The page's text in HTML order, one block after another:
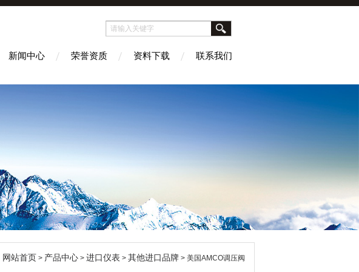
新闻中心 荣誉资质 资料下载 联系我们
网站首页 > 产品中心 > 进口仪表 > 其他进口品牌 > 美国AMCO调压阀